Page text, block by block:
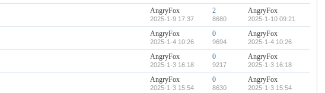
AngryFox
2025-1-9 17:37
2
8680
AngryFox
2025-1-10 09:21
AngryFox
2025-1-4 10:26
0
9694
AngryFox
2025-1-4 10:26
AngryFox
2025-1-3 16:18
0
9217
AngryFox
2025-1-3 16:18
AngryFox
2025-1-3 15:54
0
8630
AngryFox
2025-1-3 15:54